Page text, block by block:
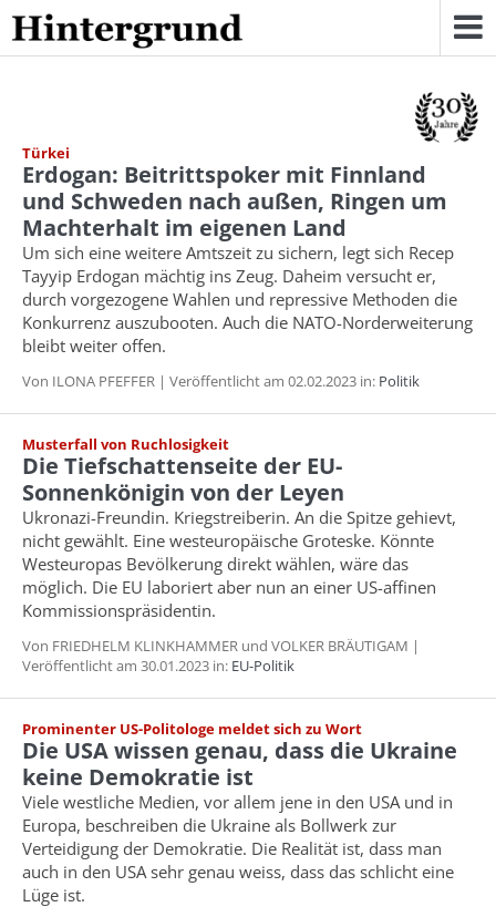
Skip
to
content
Türkei
Erdogan: Beitrittspoker mit Finnland
und Schweden nach außen, Ringen um
Machterhalt im eigenen Land
Um sich eine weitere Amtszeit zu sichern, legt sich Recep
Tayyip Erdogan mächtig ins Zeug. Daheim versucht er,
durch vorgezogene Wahlen und repressive Methoden die
Konkurrenz auszubooten. Auch die NATO-Norderweiterung
bleibt weiter offen.
Von ILONA PFEFFER | Veröffentlicht am 02.02.2023 in: Politik
Musterfall von Ruchlosigkeit
Die Tiefschattenseite der EU-
Sonnenkönigin von der Leyen
Ukronazi-Freundin. Kriegstreiberin. An die Spitze gehievt,
nicht gewählt. Eine westeuropäische Groteske. Könnte
Westeuropas Bevölkerung direkt wählen, wäre das
möglich. Die EU laboriert aber nun an einer US-affinen
Kommissionspräsidentin.
Von FRIEDHELM KLINKHAMMER und VOLKER BRÄUTIGAM |
Veröffentlicht am 30.01.2023 in: EU-Politik
Prominenter US-Politologe meldet sich zu Wort
Die USA wissen genau, dass die Ukraine
keine Demokratie ist
Viele westliche Medien, vor allem jene in den USA und in
Europa, beschreiben die Ukraine als Bollwerk zur
Verteidigung der Demokratie. Die Realität ist, dass man
auch in den USA sehr genau weiss, dass das schlicht eine
Lüge ist.